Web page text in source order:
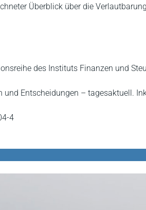
Überblick über die
des Instituts Finanzen und
und Entscheidungen – tagesaktuell.
4